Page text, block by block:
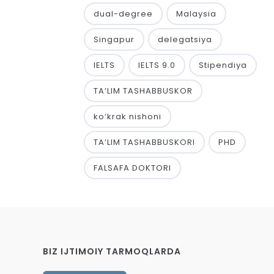
dual-degree Malaysia
Singapur delegatsiya
IELTS IELTS 9.0 Stipendiya
TA’LIM TASHABBUSKOR
ko‘krak nishoni
TA’LIM TASHABBUSKORI PHD
FALSAFA DOKTORI
BIZ IJTIMOIY TARMOQLARDA